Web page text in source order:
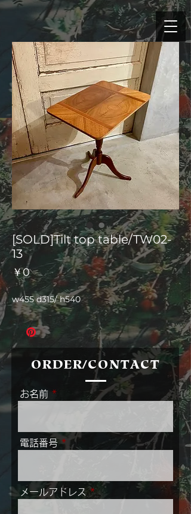
[SOLD]Tilt top table/TW02-
13
￥0価
格
w455 d315/ h540
ORDER/CONTACT
お名前
電話番号
メールアドレス